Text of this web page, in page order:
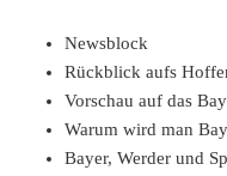
Newsblock
Rückblick aufs
Vorschau auf das
Warum wird man
Bayer, Werder und